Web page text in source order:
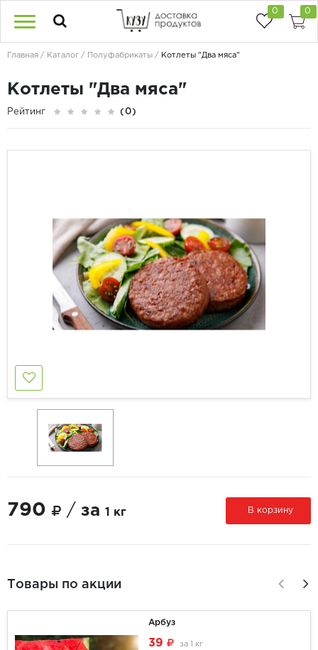
0 0
Главная Каталог Полуфабрикаты Котлеты "Два мяса"
Котлеты "Два мяса"
Рейтинг (0)
790 / за 1 кг В корзину
Товары по акции
Арбуз
39 за 1 кг